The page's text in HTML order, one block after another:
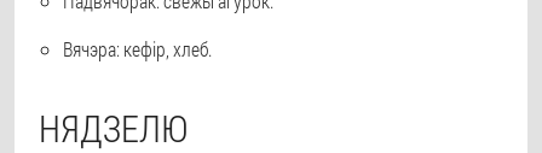
Вячэра: кефір, хлеб.
НЯДЗЕЛЮ